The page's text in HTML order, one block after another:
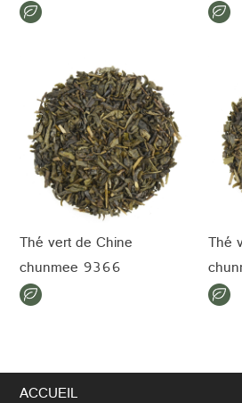
Thé vert de Chine
chunmee 9366
Thé
ACCUEIL